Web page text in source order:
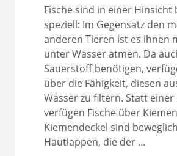
Fische sind in einer Hinsicht
speziell: Im Gegensatz den
anderen Tieren ist es ihnen
unter Wasser atmen. Da
Sauerstoff benötigen,
über die Fähigkeit, diesen
Wasser zu filtern. Statt einer
verfügen Fische über
Kiemendeckel sind
Hautlappen, die der …